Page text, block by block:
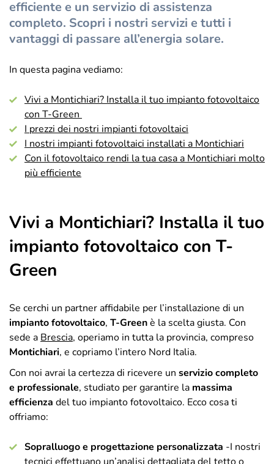
efficiente e un servizio di assistenza
completo. Scopri i nostri servizi e tutti i
vantaggi di passare all’energia solare.
In questa pagina vediamo:
Vivi a Montichiari? Installa il tuo impianto fotovoltaico
con T-Green
I prezzi dei nostri impianti fotovoltaici
I nostri impianti fotovoltaici installati a Montichiari
Con il fotovoltaico rendi la tua casa a Montichiari molto
più efficiente
Vivi a Montichiari? Installa il tuo
impianto fotovoltaico con T-
Green
Se cerchi un partner affidabile per l’installazione di un
impianto fotovoltaico, T-Greenè la scelta giusta. Con
sede a Brescia, operiamo in tutta la provincia, compreso
Montichiari, e copriamo l’intero Nord Italia.
Con noi avrai la certezza di ricevere un servizio completo
e professionale, studiato per garantire la massima
efficienza del tuo impianto fotovoltaico. Ecco cosa ti
offriamo:
Sopralluogo e progettazione personalizzata -I nostri